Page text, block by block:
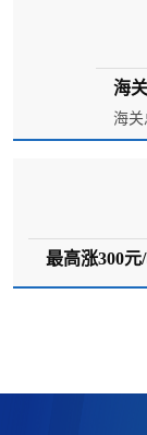
海
海
最高涨300元